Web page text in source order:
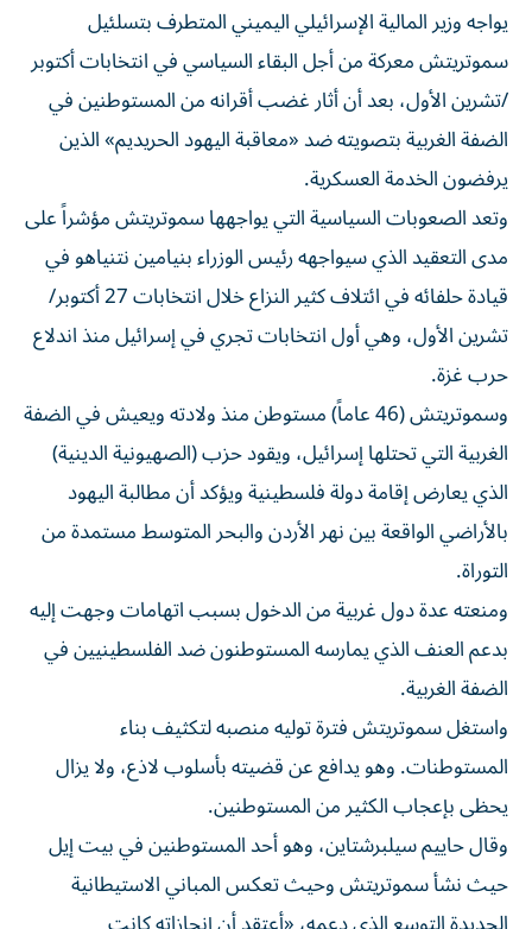
يواجه وزير المالية الإسرائيلي اليميني المتطرف بتسلئيل
سموتريتش معركة من أجل البقاء السياسي ‌في انتخابات أكتوبر
/تشرين الأول، بعد أن أثار غضب أقرانه من المستوطنين في
الضفة الغربية بتصويته ضد «معاقبة اليهود الحريديم» الذين
يرفضون الخدمة العسكرية.
وتعد الصعوبات ​السياسية التي يواجهها سموتريتش مؤشراً ⁠على
مدى التعقيد الذي سيواجهه رئيس الوزراء بنيامين نتنياهو في
قيادة حلفائه في ائتلاف كثير النزاع خلال انتخابات 27 أكتوبر/
تشرين الأول، ‌وهي أول انتخابات تجري في إسرائيل منذ اندلاع
‌حرب غزة.
وسموتريتش (46 عاماً) مستوطن منذ ولادته ويعيش في الضفة
الغربية التي تحتلها إسرائيل، ويقود حزب (الصهيونية الدينية)
الذي يعارض إقامة دولة فلسطينية ويؤكد أن مطالبة اليهود
بالأراضي الواقعة بين نهر الأردن والبحر المتوسط مستمدة من
التوراة.
ومنعته عدة دول غربية من الدخول بسبب اتهامات وجهت إليه
بدعم العنف الذي يمارسه المستوطنون ضد الفلسطينيين في
الضفة الغربية.
واستغل سموتريتش فترة توليه ⁠منصبه لتكثيف بناء
المستوطنات. وهو يدافع عن قضيته بأسلوب لاذع، ولا يزال
يحظى بإعجاب الكثير من المستوطنين.
وقال حاييم سيلبرشتاين، وهو أحد المستوطنين في بيت إيل
حيث نشأ سموتريتش وحيث تعكس المباني الاستيطانية